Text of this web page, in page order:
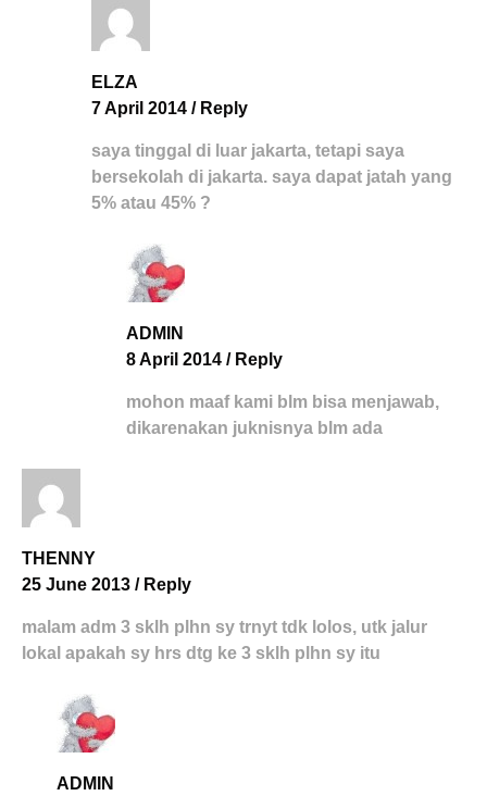
ELZA
7 April 2014 / Reply
saya tinggal di luar jakarta, tetapi saya
bersekolah di jakarta. saya dapat jatah yang
5% atau 45% ?
ADMIN
8 April 2014 / Reply
mohon maaf kami blm bisa menjawab,
dikarenakan juknisnya blm ada
THENNY
25 June 2013 / Reply
malam adm 3 sklh plhn sy trnyt tdk lolos, utk jalur
lokal apakah sy hrs dtg ke 3 sklh plhn sy itu
ADMIN